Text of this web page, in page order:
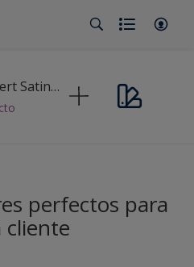
Procofer Expert Satinado Mix
perfectos para
cliente